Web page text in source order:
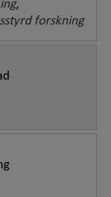
,
forskning